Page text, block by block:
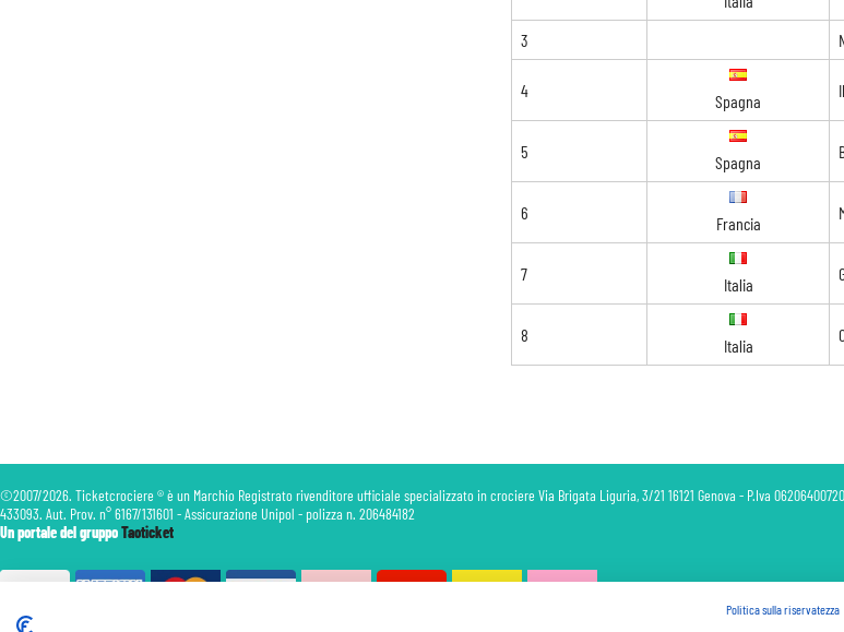
3
4
Spagna
5
Spagna
6
Francia
7
Italia
8
Italia
©2007/2026. Ticketcrociere ® è un Marchio Registrato rivenditore ufficiale specializzato in crociere Via Brigata Liguria, 3/21 16121 Genova - P.Iva
433093. Aut. Prov. n° 6167/131601 - Assicurazione Unipol - polizza n. 206484182
Un portale del gruppoTaoticket
Politica sulla riservatezza